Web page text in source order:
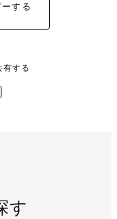
する
する
す